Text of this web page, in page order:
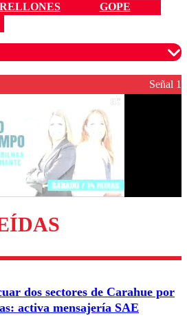
GOPE
moderados para garantizar un
respetuoso.
Enviar comentario
Señal 1
dos sectores de Carahue por
activa mensajería SAE